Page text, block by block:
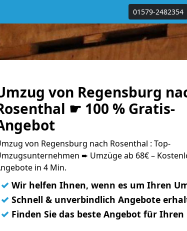
01579-2482354
von Regensburg
☛ 100 % Gratis-
von Regensburg nach Rosenthal : Top-
➨ Umzüge ab 68€ –
in 4 Min.
✓ Wir helfen Ihnen, wenn es um Ihren
✓ Schnell & unverbindlich Angebote
✓ Finden Sie das beste Angebot für Ihren